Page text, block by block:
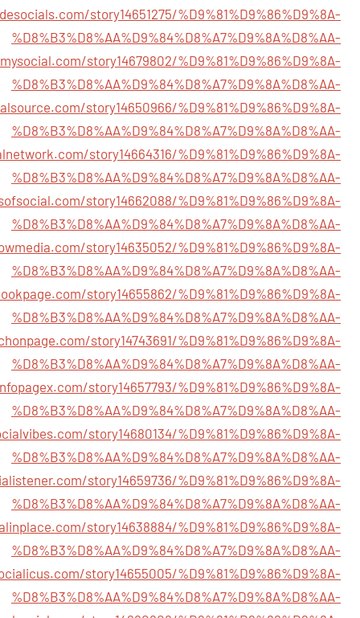
story14651275/%D9%81%D9%86%D9%8A-
%D8%B3%D8%AA%D9%84%D8%A7%D9%8A%D8%AA-
story14679802/%D9%81%D9%86%D9%8A-
%D8%B3%D8%AA%D9%84%D8%A7%D9%8A%D8%AA-
story14650966/%D9%81%D9%86%D9%8A-
%D8%B3%D8%AA%D9%84%D8%A7%D9%8A%D8%AA-
story14664316/%D9%81%D9%86%D9%8A-
%D8%B3%D8%AA%D9%84%D8%A7%D9%8A%D8%AA-
story14662088/%D9%81%D9%86%D9%8A-
%D8%B3%D8%AA%D9%84%D8%A7%D9%8A%D8%AA-
story14635052/%D9%81%D9%86%D9%8A-
%D8%B3%D8%AA%D9%84%D8%A7%D9%8A%D8%AA-
story14655862/%D9%81%D9%86%D9%8A-
%D8%B3%D8%AA%D9%84%D8%A7%D9%8A%D8%AA-
story14743691/%D9%81%D9%86%D9%8A-
%D8%B3%D8%AA%D9%84%D8%A7%D9%8A%D8%AA-
story14657793/%D9%81%D9%86%D9%8A-
%D8%B3%D8%AA%D9%84%D8%A7%D9%8A%D8%AA-
story14680134/%D9%81%D9%86%D9%8A-
%D8%B3%D8%AA%D9%84%D8%A7%D9%8A%D8%AA-
story14659736/%D9%81%D9%86%D9%8A-
%D8%B3%D8%AA%D9%84%D8%A7%D9%8A%D8%AA-
story14638884/%D9%81%D9%86%D9%8A-
%D8%B3%D8%AA%D9%84%D8%A7%D9%8A%D8%AA-
story14655005/%D9%81%D9%86%D9%8A-
%D8%B3%D8%AA%D9%84%D8%A7%D9%8A%D8%AA-